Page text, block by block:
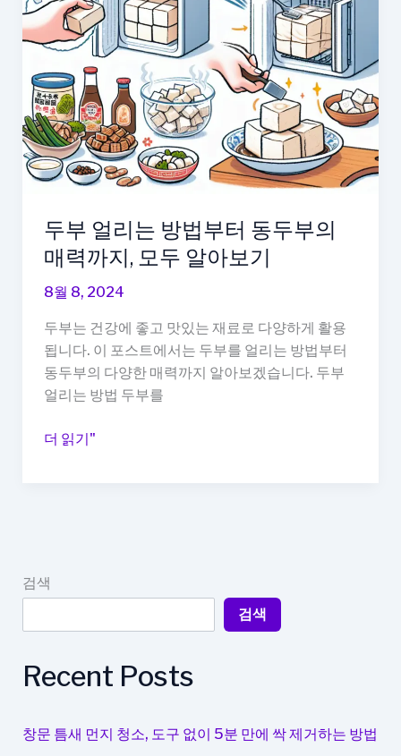
료
꼭
알
아
두
어
야
항
들
두부 얼리는 방법부터 동두부의
매력까지, 모두 알아보기
8월 8, 2024
두부는 건강에 좋고 맛있는 재료로 다양하게 활용
됩니다. 이 포스트에서는 두부를 얼리는 방법부터
동두부의 다양한 매력까지 알아보겠습니다. 두부
얼리는 방법 두부를
두
부
부
매
더 읽기"
검색
검색
Recent Posts
창문 틈새 먼지 청소, 도구 없이 5분 만에 싹 제거하는 방법